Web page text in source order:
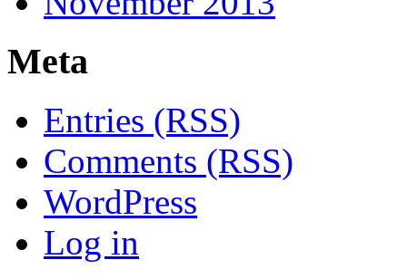
Meta
Entries (RSS)
Comments (RSS)
WordPress
Log in